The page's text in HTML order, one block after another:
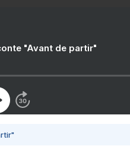
"Avant de partir"